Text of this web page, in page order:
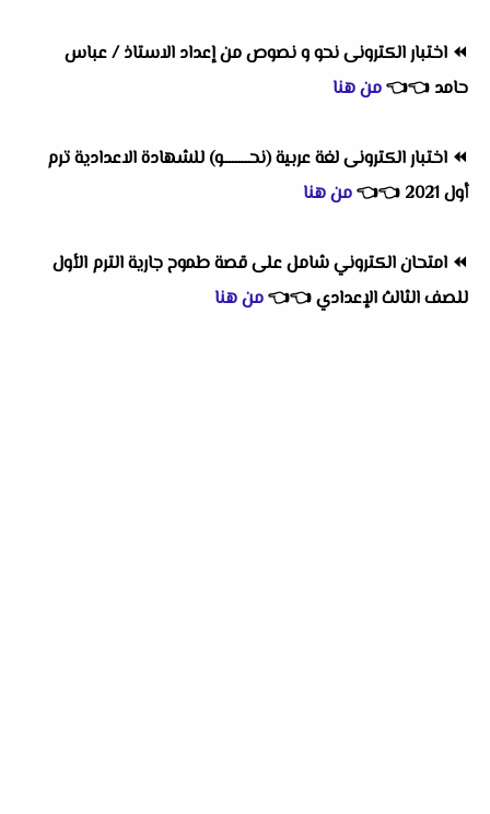
⏪ اختبار الكترونى نحو و نصوص من إعداد الاستاذ / عباس
حامد 👈
👈من هنا
⏪ اختبار الكترونى لغة عربية (نحــــــــو) للشهادة الاعدادية ترم
أول 2021
👈
👈من هنا
⏪ امتحان الكتروني شامل على قصة طموح جارية الترم الأول
للصف الثالث الإعدادي👈
👈من هنا